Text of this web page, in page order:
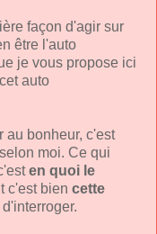
façon d'agir sur
être l'auto
je vous propose ici
auto
au bonheur, c'est
moi. Ce qui
en quoi le
c'est bien cette